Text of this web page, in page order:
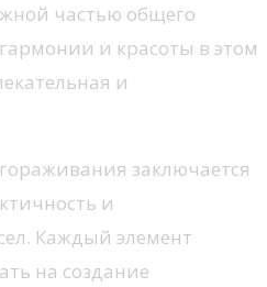
частью общего
и красоты в этом
и
заключается
и
Каждый элемент
на создание